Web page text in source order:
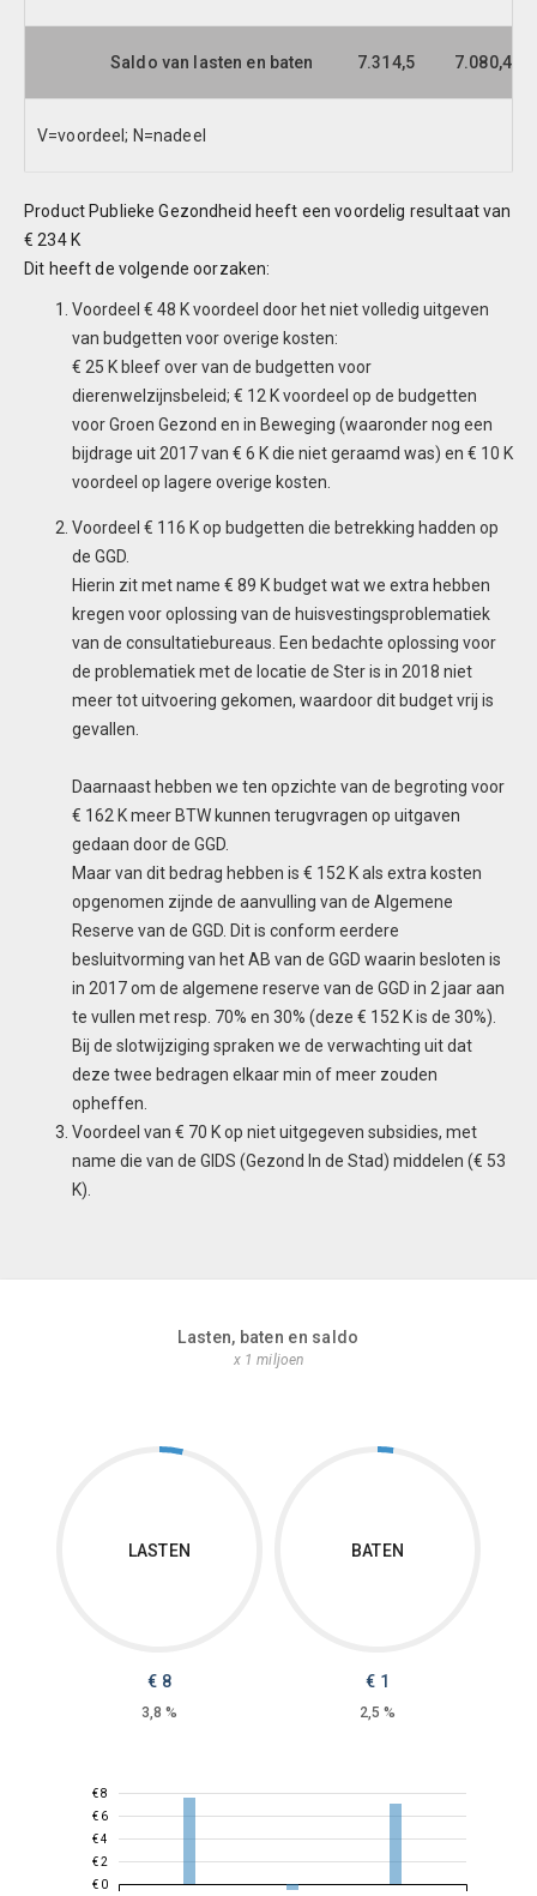
Saldo van lasten en baten 7.314,5 7.080,4
V=voordeel; N=nadeel
Product Publieke Gezondheid heeft een voordelig resultaat van
€ 234 K
Dit heeft de volgende oorzaken:
Voordeel € 48 K voordeel door het niet volledig uitgeven
van budgetten voor overige kosten:
€ 25 K bleef over van de budgetten voor
dierenwelzijnsbeleid; € 12 K voordeel op de budgetten
voor Groen Gezond en in Beweging (waaronder nog een
bijdrage uit 2017 van € 6 K die niet geraamd was) en € 10 K
voordeel op lagere overige kosten.
Voordeel € 116 K op budgetten die betrekking hadden op
de GGD.
Hierin zit met name € 89 K budget wat we extra hebben
kregen voor oplossing van de huisvestingsproblematiek
van de consultatiebureaus. Een bedachte oplossing voor
de problematiek met de locatie de Ster is in 2018 niet
meer tot uitvoering gekomen, waardoor dit budget vrij is
gevallen.
Daarnaast hebben we ten opzichte van de begroting voor
€ 162 K meer BTW kunnen terugvragen op uitgaven
gedaan door de GGD.
Maar van dit bedrag hebben is € 152 K als extra kosten
opgenomen zijnde de aanvulling van de Algemene
Reserve van de GGD. Dit is conform eerdere
besluitvorming van het AB van de GGD waarin besloten is
in 2017 om de algemene reserve van de GGD in 2 jaar aan
te vullen met resp. 70% en 30% (deze € 152 K is de 30%).
Bij de slotwijziging spraken we de verwachting uit dat
deze twee bedragen elkaar min of meer zouden
opheffen.
Voordeel van € 70 K op niet uitgegeven subsidies, met
name die van de GIDS (Gezond In de Stad) middelen (€ 53
K).
Lasten, baten en saldo
x 1 miljoen
LASTEN
€ 8
3,8 %
BATEN
€ 1
2,5 %
€ 0
€ 2
€ 4
€ 6
€ 8